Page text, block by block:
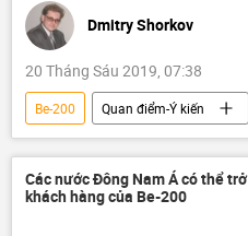
Dmitry Shorkov
20 Tháng Sáu 2019, 07:38
Be-200 Quan điểm-Ý kiến
Các nước Đông Nam Á có thể
khách hàng của Be-200